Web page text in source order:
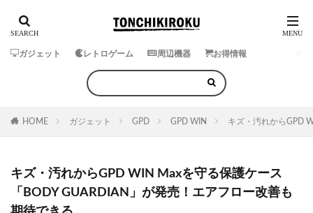
ガジェット レトロゲーム 周辺機器 お得情報
HOME ガジェット GPD GPD WIN キズ・汚れからGPD
キズ・汚れからGPD WIN Maxを守る保護ケース
「BODY GUARDIAN」が発売！エアフロー改善も